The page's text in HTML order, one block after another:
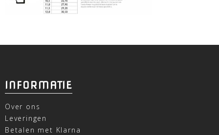
INFORMATIE
Over ons
Leveringen
Betalen met Klarna